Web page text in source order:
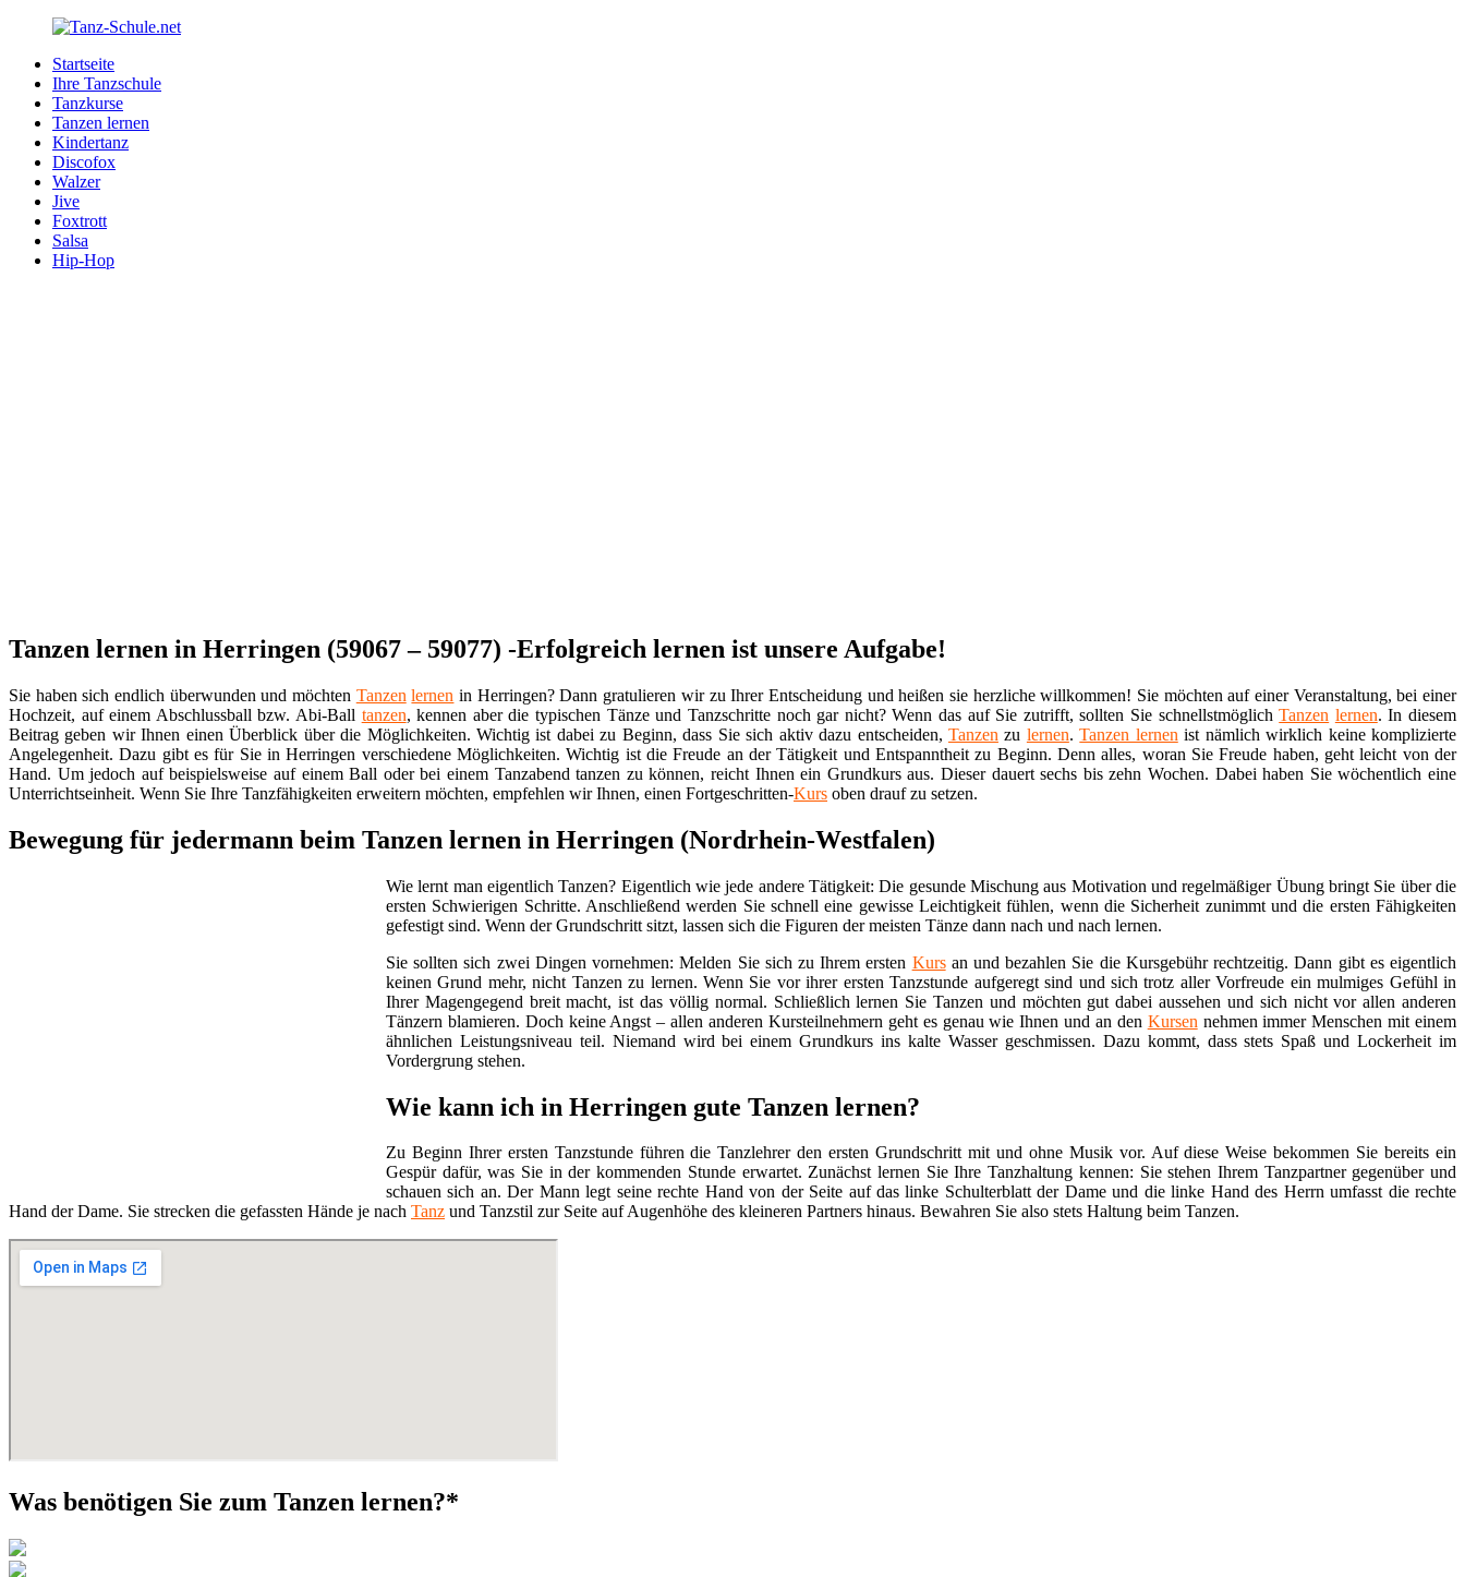
Zurück
Inhalt
Tanz-
Schule.net
Ihre
Tanzschule
Internet
Startseite
Ihre Tanzschule
Tanzkurse
Tanzen lernen
Kindertanz
Discofox
Walzer
Jive
Foxtrott
Salsa
Hip-Hop
Tanzen lernen in Herringen (59067 – 59077) -Erfolgreich lernen ist unsere Aufgabe!
Sie haben sich endlich überwunden und möchten Tanzen lernen in Herringen? Dann gratulieren wir zu Ihrer Entscheidung und heißen sie herzliche willkommen! Sie möchten auf einer Veranstaltung, bei einer
Hochzeit, auf einem Abschlussball bzw. Abi-Ball tanzen, kennen aber die typischen Tänze und Tanzschritte noch gar nicht? Wenn das auf Sie zutrifft, sollten Sie schnellstmöglichTanzen lernen. In diesem
Beitrag geben wir Ihnen einen Überblick über die Möglichkeiten. Wichtig ist dabei zu Beginn, dass Sie sich aktiv dazu entscheiden, Tanzen zu lernen.Tanzen lernen ist nämlich wirklich keine komplizierte
Angelegenheit. Dazu gibt es für Sie in Herringen verschiedene Möglichkeiten. Wichtig ist die Freude an der Tätigkeit und Entspanntheit zu Beginn. Denn alles, woran Sie Freude haben, geht leicht von der
Hand. Um jedoch auf beispielsweise auf einem Ball oder bei einem Tanzabend tanzen zu können, reicht Ihnen ein Grundkurs aus. Dieser dauert sechs bis zehn Wochen. Dabei haben Sie wöchentlich eine
Unterrichtseinheit. Wenn Sie Ihre Tanzfähigkeiten erweitern möchten, empfehlen wir Ihnen, einen Fortgeschritten-Kurs oben drauf zu setzen.
Bewegung für jedermann beim Tanzen lernen in Herringen (Nordrhein-Westfalen)
Wie lernt man eigentlich Tanzen? Eigentlich wie jede andere Tätigkeit: Die gesunde Mischung aus Motivation und regelmäßiger Übung bringt Sie über die
ersten Schwierigen Schritte. Anschließend werden Sie schnell eine gewisse Leichtigkeit fühlen, wenn die Sicherheit zunimmt und die ersten Fähigkeiten
gefestigt sind. Wenn der Grundschritt sitzt, lassen sich die Figuren der meisten Tänze dann nach und nach lernen.
Sie sollten sich zwei Dingen vornehmen: Melden Sie sich zu Ihrem ersten Kursan und bezahlen Sie die Kursgebühr rechtzeitig. Dann gibt es eigentlich
keinen Grund mehr, nicht Tanzen zu lernen. Wenn Sie vor ihrer ersten Tanzstunde aufgeregt sind und sich trotz aller Vorfreude ein mulmiges Gefühl in
Ihrer Magengegend breit macht, ist das völlig normal. Schließlich lernen Sie Tanzen und möchten gut dabei aussehen und sich nicht vor allen anderen
Tänzern blamieren. Doch keine Angst – allen anderen Kursteilnehmern geht es genau wie Ihnen und an den Kursen nehmen immer Menschen mit einem
ähnlichen Leistungsniveau teil. Niemand wird bei einem Grundkurs ins kalte Wasser geschmissen. Dazu kommt, dass stets Spaß und Lockerheit im
Vordergrung stehen.
Wie kann ich in Herringen gute Tanzen lernen?
Zu Beginn Ihrer ersten Tanzstunde führen die Tanzlehrer den ersten Grundschritt mit und ohne Musik vor. Auf diese Weise bekommen Sie bereits ein
Gespür dafür, was Sie in der kommenden Stunde erwartet. Zunächst lernen Sie Ihre Tanzhaltung kennen: Sie stehen Ihrem Tanzpartner gegenüber und
schauen sich an. Der Mann legt seine rechte Hand von der Seite auf das linke Schulterblatt der Dame und die linke Hand des Herrn umfasst die rechte
Hand der Dame. Sie strecken die gefassten Hände je nach Tanz und Tanzstil zur Seite auf Augenhöhe des kleineren Partners hinaus. Bewahren Sie also stets Haltung beim Tanzen.
Was benötigen Sie zum Tanzen lernen?*